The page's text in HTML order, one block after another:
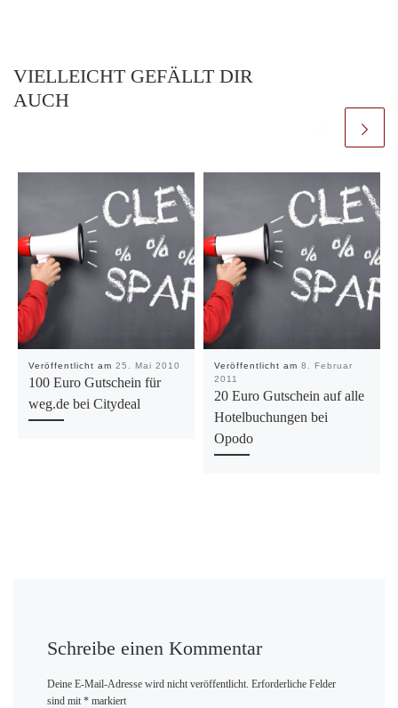
VIELLEICHT GEFÄLLT DIR
AUCH
Veröffentlicht am 25. Mai 2010
100 Euro Gutschein für
weg.de bei Citydeal
Veröffentlicht am 8. Februar
2011
20 Euro Gutschein auf alle
Hotelbuchungen bei
Opodo
Schreibe einen Kommentar
Deine E-Mail-Adresse wird nicht veröffentlicht. Erforderliche Felder
sind mit *markiert